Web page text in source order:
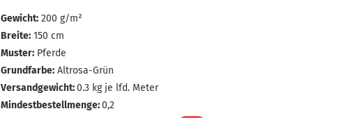
Gewicht: 200 g/m²
Breite: 150 cm
Muster: Pferde
Grundfarbe: Altrosa-Grün
Versandgewicht:0.3kg je lfd. Meter
Mindestbestellmenge:0,2